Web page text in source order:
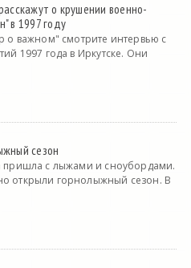
о крушении военно-
в 1997 году
о важном" смотрите интервью с
1997 года в Иркутске. Они
сезон
пришла с лыжами и сноубордами.
открыли горнолыжный сезон. В